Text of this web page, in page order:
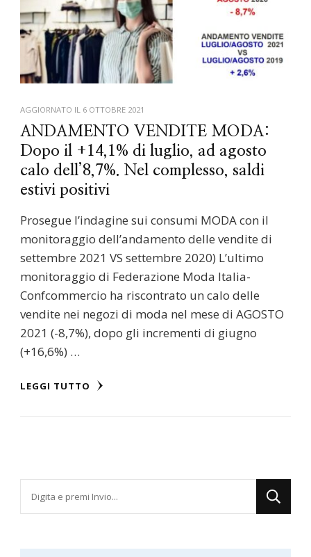
AGGIORNATO IL 6 OTTOBRE 2021
ANDAMENTO VENDITE MODA:
Dopo il +14,1% di luglio, ad agosto
calo dell’8,7%. Nel complesso, saldi
estivi positivi
Prosegue l’indagine sui consumi MODA con il
monitoraggio dell’andamento delle vendite di
settembre 2021 VS settembre 2020) L’ultimo
monitoraggio di Federazione Moda Italia-
Confcommercio ha riscontrato un calo delle
vendite nei negozi di moda nel mese di AGOSTO
2021 (-8,7%), dopo gli incrementi di giugno
(+16,6%) …
LEGGI TUTTO